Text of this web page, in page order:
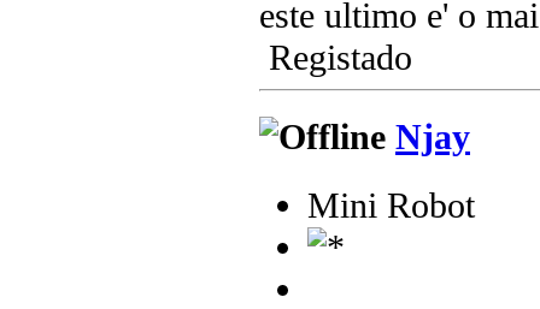
este ultimo e' o
Registado
Njay
Mini Robot